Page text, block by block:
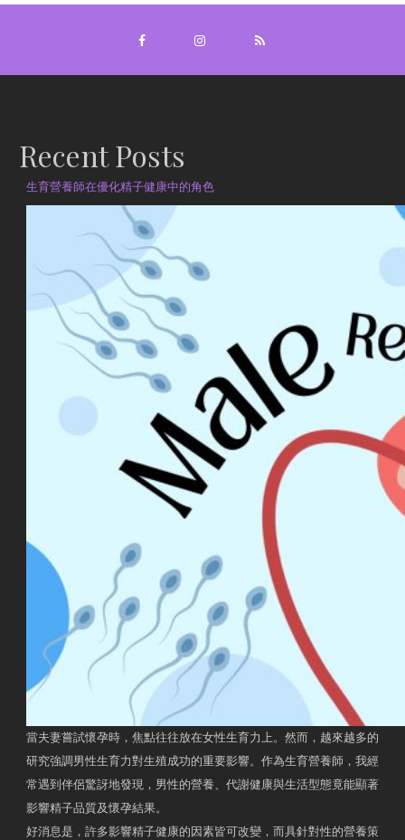
Recent Posts
生育營養師在優化精子健康中的角色
當夫妻嘗試懷孕時，焦點往往放在女性生育力上。然而，越來越多的
研究強調男性生育力對生殖成功的重要影響。作為生育營養師，我經
常遇到伴侶驚訝地發現，男性的營養、代謝健康與生活型態竟能顯著
影響精子品質及懷孕結果。
好消息是，許多影響精子健康的因素皆可改變，而具針對性的營養策